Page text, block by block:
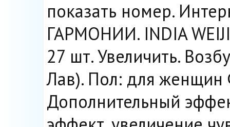
показать номер.
ГАРМОНИИ. INDIA
27 шт. Увеличить.
Лав). Пол: для женщин
Дополнительный